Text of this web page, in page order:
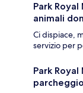
Park
animali
Ci dispiace,
servizio per
Park